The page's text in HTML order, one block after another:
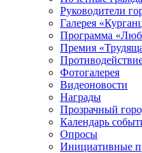
Руководители
Галерея
Программа
Премия
Фотогалерея
Видеоновости
Награды
Прозрачный
Календарь
Опросы
Инициативные